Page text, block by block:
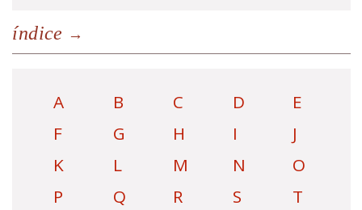
índice
A B C D
E
F
G H I
J
K
L M N
O
P
Q R S
T